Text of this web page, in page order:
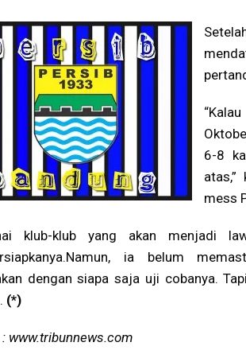
>
6-8
mess
klub-klub yang akan menjadi
ia belum
dengan siapa saja uji cobanya.
(*)
www.tribunnews.com